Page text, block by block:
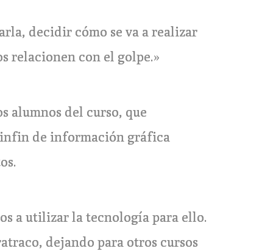
decidir cómo se va a realizar
relacionen con el golpe.»
alumnos del curso, que
de información gráfica
a utilizar la tecnología para ello.
dejando para otros cursos